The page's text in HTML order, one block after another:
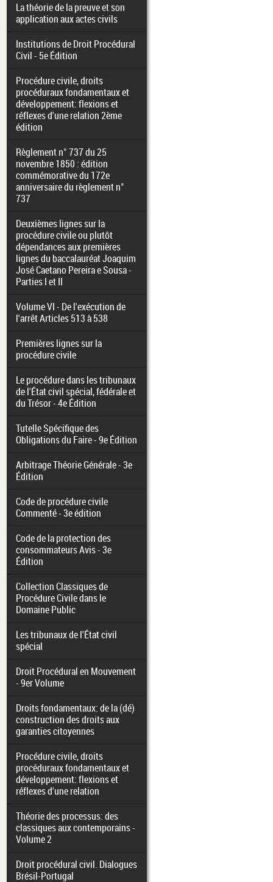
La théorie de la preuve et son
application aux actes civils
Institutions de Droit Procédural
Civil - 5e Édition
Procédure civile, droits
procéduraux fondamentaux et
développement: flexions et
réflexes d'une relation 2ème
édition
Règlement n° 737 du 25
novembre 1850 : édition
commémorative du 172e
anniversaire du règlement n°
737
Deuxièmes lignes sur la
procédure civile ou plutôt
dépendances aux premières
lignes du baccalauréat Joaquim
José Caetano Pereira e Sousa -
Parties I et II
Volume VI - De l'exécution de
l'arrêt Articles 513 à 538
Premières lignes sur la
procédure civile
Le procédure dans les tribunaux
de l'État civil spécial, fédérale et
du Trésor - 4e Édition
Tutelle Spécifique des
Obligations du Faire - 9e Édition
Arbitrage Théorie Générale - 3e
Édition
Code de procédure civile
Commenté - 3e édition
Code de la protection des
consommateurs Avis - 3e
Édition
Collection Classiques de
Procédure Civile dans le
Domaine Public
Les tribunaux de l'État civil
spécial
Droit Procédural en Mouvement
- 9er Volume
Droits fondamentaux: de la (dé)
construction des droits aux
garanties citoyennes
Procédure civile, droits
procéduraux fondamentaux et
développement: flexions et
réflexes d'une relation
Théorie des processus: des
classiques aux contemporains -
Volume 2
Droit procédural civil. Dialogues
Brésil-Portugal